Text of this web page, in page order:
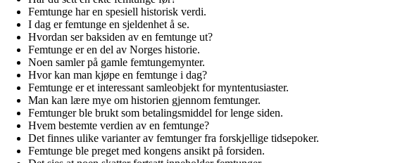
Femtunge har en spesiell historisk verdi.
I dag er femtunge en sjeldenhet å se.
Hvordan ser baksiden av en femtunge ut?
Femtunge er en del av Norges historie.
Noen samler på gamle femtungemynter.
Hvor kan man kjøpe en femtunge i dag?
Femtunge er et interessant samleobjekt for myntentusiaster.
Man kan lære mye om historien gjennom femtunger.
Femtunger ble brukt som betalingsmiddel for lenge siden.
Hvem bestemte verdien av en femtunge?
Det finnes ulike varianter av femtunger fra forskjellige tidsepoker.
Femtunge ble preget med kongens ansikt på forsiden.